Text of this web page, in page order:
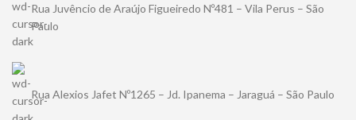
Rua Juvêncio de Araújo Figueiredo Nº481 – Vila Perus – São
Paulo
Rua Alexios Jafet Nº1265 – Jd. Ipanema – Jaraguá – São Paulo